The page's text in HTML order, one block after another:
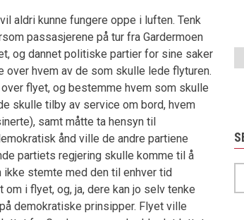
aldri kunne fungere oppe i luften. Tenk
passasjerene på tur fra Gardermoen
og dannet politiske partier for sine saker
hvem av de som skulle lede flyturen.
flyet, og bestemme hvem som skulle
skulle tilby av service om bord, hvem
samt måtte ta hensyn til
ånd ville de andre partiene
partiets regjering skulle komme til å
stemte med den til enhver tid
i flyet, og, ja, dere kan jo selv tenke
demokratiske prinsipper. Flyet ville